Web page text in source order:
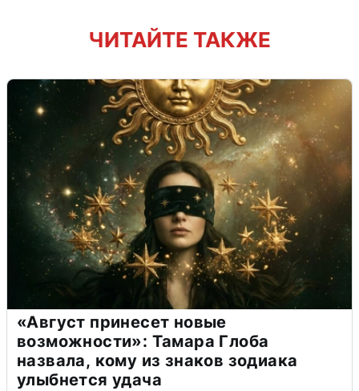
ЧИТАЙТЕ ТАКЖЕ
«Август принесет новые
возможности»: Тамара Глоба
назвала, кому из знаков зодиака
улыбнется удача